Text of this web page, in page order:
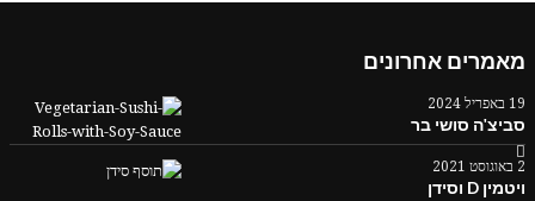
מאמרים אחרונים
19 באפריל 2024
סביצ'ה סושי בר
2 באוגוסט 2021
ויטמין D וסידן